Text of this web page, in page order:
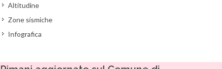
Altitudine
Zone sismiche
Infografica